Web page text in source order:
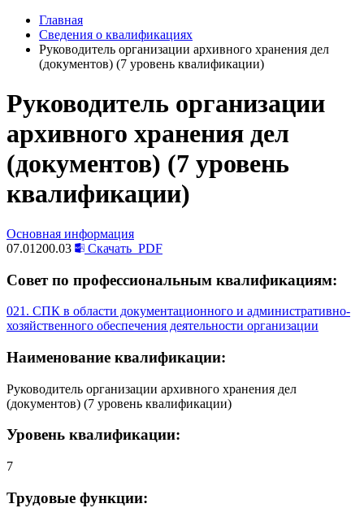
Главная
Сведения о квалификациях
Руководитель организации архивного хранения дел
(документов) (7 уровень квалификации)
Руководитель организации
архивного хранения дел
(документов) (7 уровень
квалификации)
Основная информация
07.01200.03
Скачать PDF
Совет по профессиональным квалификациям:
021. СПК в области документационного и административно-
хозяйственного обеспечения деятельности организации
Наименование квалификации:
Руководитель организации архивного хранения дел
(документов) (7 уровень квалификации)
Уровень квалификации:
7
Трудовые функции: